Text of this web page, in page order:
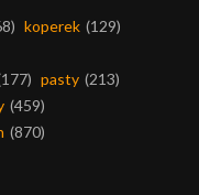
koperek (129)
pasty (213)
(459)
(870)